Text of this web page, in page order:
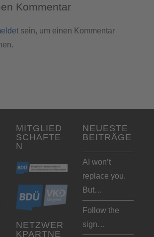
Kommentar
sein, um einen Kommentar
MITGLIED
SCHAFTE
N
NETZWER
KPARTNE
NEUESTE
BEITRÄGE
AI won’t
replace you.
But…
Follow the
sign…